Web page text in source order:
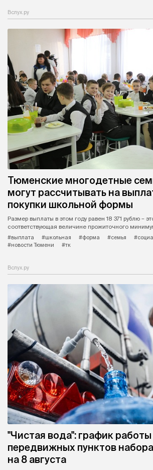
Вслух.ру
Тюменские многодетные
могут рассчитывать на
покупки школьной формы
Размер выплаты в этом году равен 18 371 рублю –
соответствующая величине прожиточного
#выплата
#школьная #форма #семья
#новости Тюмени
#тк
Вслух.ру
"Чистая вода": график работы
передвижных пунктов
на 8 августа